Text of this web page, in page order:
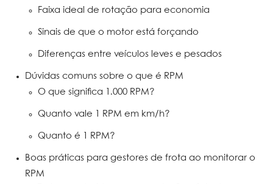
Faixa ideal de rotação para economia
Sinais de que o motor está forçando
Diferenças entre veículos leves e pesados
Dúvidas comuns sobre o que é RPM
O que significa 1.000 RPM?
Quanto vale 1 RPM em km/h?
Quanto é 1 RPM?
Boas práticas para gestores de frota ao monitorar o
RPM